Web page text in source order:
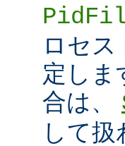
ロセ
定しま
合は、
して扱